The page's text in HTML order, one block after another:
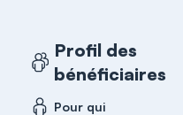
Profil des
bénéficiaires
Pour qui